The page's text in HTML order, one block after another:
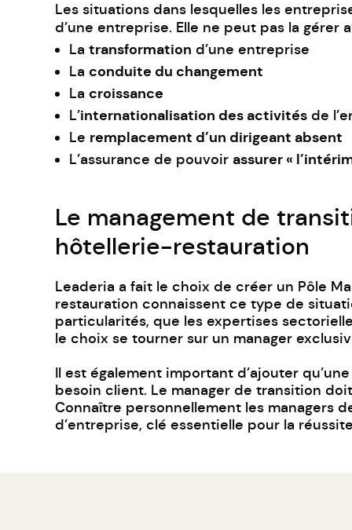
Les situations dans lesquelles les
d’une entreprise. Elle ne peut pas la gérer
La transformation d’une entreprise
La conduite du changement
La croissance
L’internationalisation des activités de
Le remplacement d’un dirigeant absent
L’assurance de pouvoir assurer «
Le management de
hôtellerie-restauration
Leaderia a fait le choix de créer un Pôle
restauration connaissent ce type de
particularités, que les expertises
le choix se tourner sur un manager
Il est également important d’ajouter
besoin client. Le manager de transition
Connaître personnellement les managers
d’entreprise, clé essentielle pour la